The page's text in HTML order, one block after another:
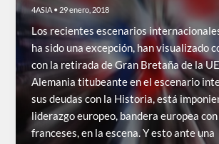
4ASIA • 29 enero, 2018
Los recientes escenarios
ha sido una excepción, han visualizado
con la retirada de Gran Bretaña de la
Alemania titubeante en el escenario
sus deudas con la Historia, está
liderazgo europeo, bandera europea
franceses, en la escena. Y esto ante una